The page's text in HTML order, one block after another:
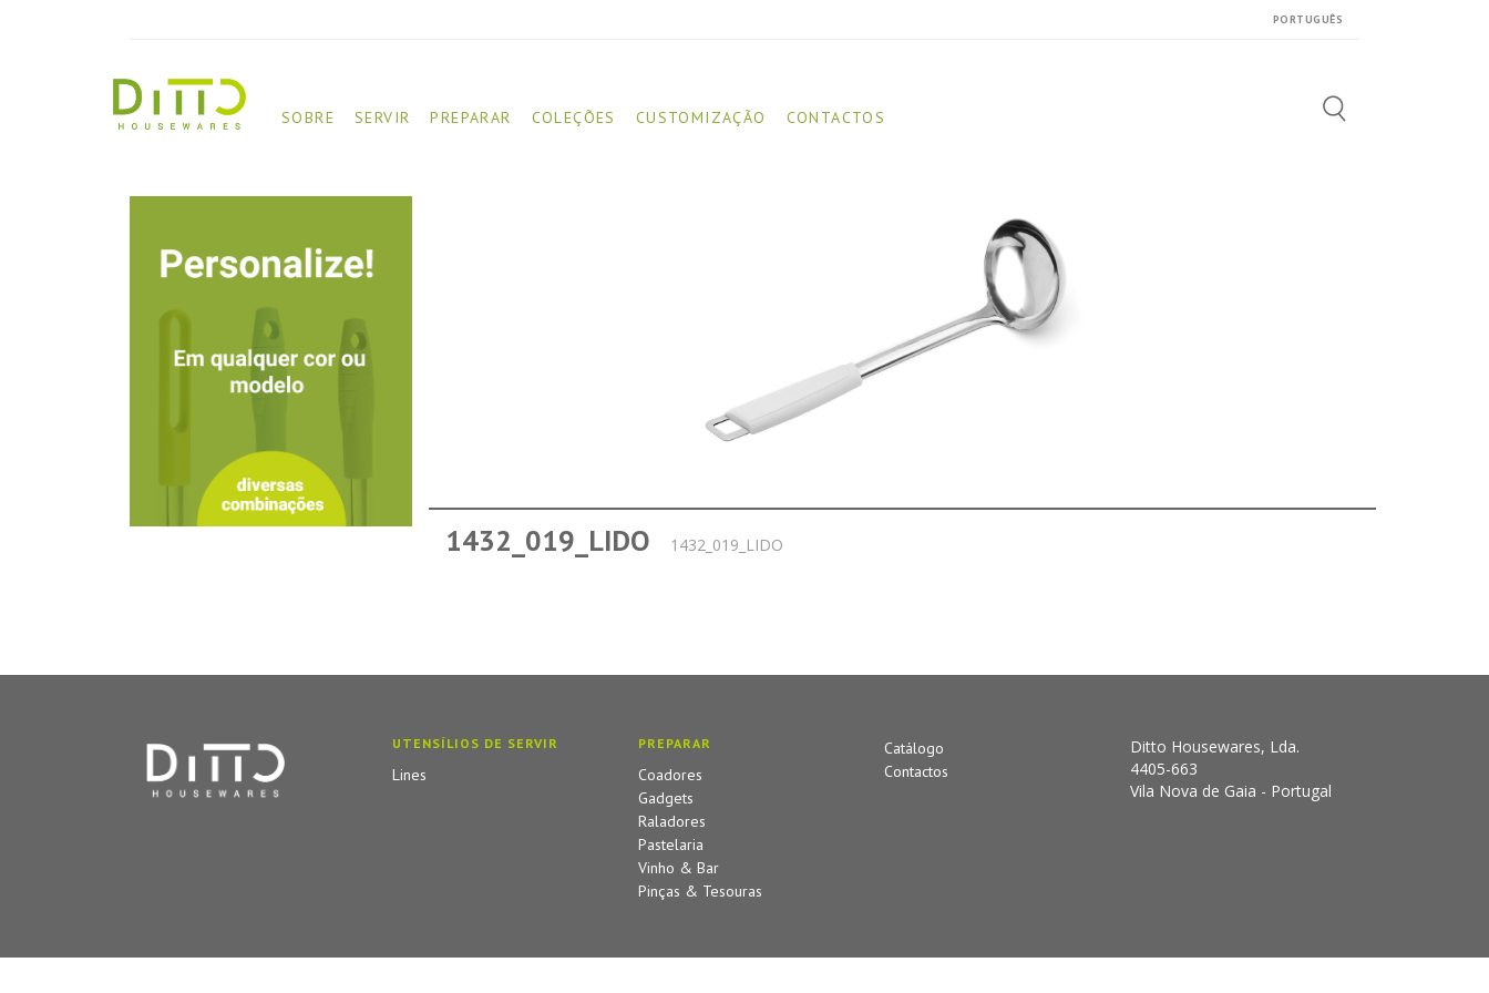
PORTUGUÊS
SOBRE SERVIR PREPARAR COLEÇÕES CUSTOMIZAÇÃO CONTACTOS
Search
1432_019_LIDO 1432_019_LIDO
UTENSÍLIOS DE SERVIR
Lines
PREPARAR
Coadores
Gadgets
Raladores
Pastelaria
Vinho & Bar
Pinças & Tesouras
Catálogo
Contactos
Ditto Housewares, Lda.
4405-663
Vila Nova de Gaia - Portugal